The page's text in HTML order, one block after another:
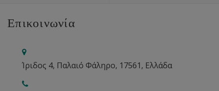
Επικοινωνία
Ίριδος 4, Παλαιό Φάληρο, 17561, Ελλάδα